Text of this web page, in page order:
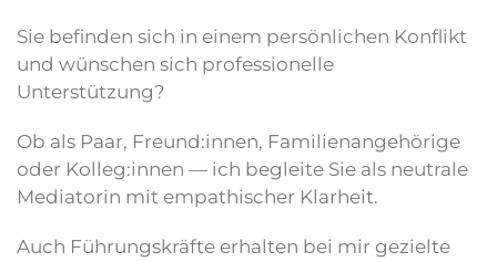
Sie befinden sich in einem persönlichen Konflikt
und wünschen sich professionelle
Unterstützung?
Ob als Paar, Freund:innen, Familienangehörige
oder Kolleg:innen — ich begleite Sie als neutrale
Mediatorin mit empathischer Klarheit.
Auch Führungskräfte erhalten bei mir gezielte